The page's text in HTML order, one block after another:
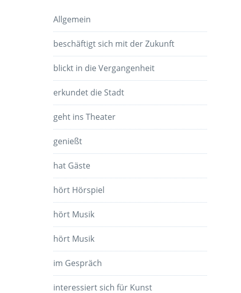
Allgemein
beschäftigt sich mit der Zukunft
blickt in die Vergangenheit
erkundet die Stadt
geht ins Theater
genießt
hat Gäste
hört Hörspiel
hört Musik
hört Musik
im Gespräch
interessiert sich für Kunst